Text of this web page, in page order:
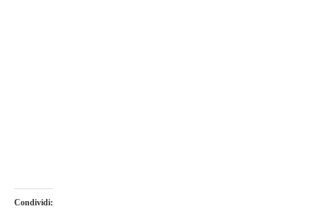
Condividi: